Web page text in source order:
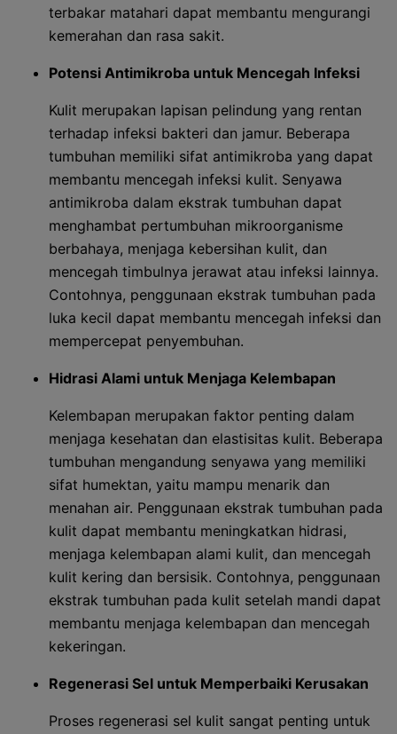
terbakar matahari dapat membantu mengurangi
kemerahan dan rasa sakit.
Potensi Antimikroba untuk Mencegah Infeksi
Kulit merupakan lapisan pelindung yang rentan
terhadap infeksi bakteri dan jamur. Beberapa
tumbuhan memiliki sifat antimikroba yang dapat
membantu mencegah infeksi kulit. Senyawa
antimikroba dalam ekstrak tumbuhan dapat
menghambat pertumbuhan mikroorganisme
berbahaya, menjaga kebersihan kulit, dan
mencegah timbulnya jerawat atau infeksi lainnya.
Contohnya, penggunaan ekstrak tumbuhan pada
luka kecil dapat membantu mencegah infeksi dan
mempercepat penyembuhan.
Hidrasi Alami untuk Menjaga Kelembapan
Kelembapan merupakan faktor penting dalam
menjaga kesehatan dan elastisitas kulit. Beberapa
tumbuhan mengandung senyawa yang memiliki
sifat humektan, yaitu mampu menarik dan
menahan air. Penggunaan ekstrak tumbuhan pada
kulit dapat membantu meningkatkan hidrasi,
menjaga kelembapan alami kulit, dan mencegah
kulit kering dan bersisik. Contohnya, penggunaan
ekstrak tumbuhan pada kulit setelah mandi dapat
membantu menjaga kelembapan dan mencegah
kekeringan.
Regenerasi Sel untuk Memperbaiki Kerusakan
Proses regenerasi sel kulit sangat penting untuk